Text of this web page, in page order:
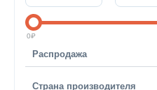
0₽
Распродажа
Страна производителя